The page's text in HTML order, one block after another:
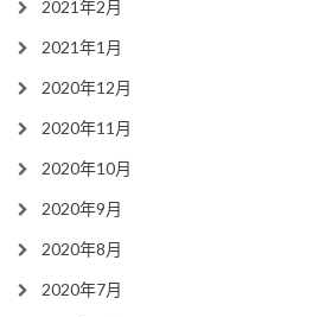
2021年2月
2021年1月
2020年12月
2020年11月
2020年10月
2020年9月
2020年8月
2020年7月